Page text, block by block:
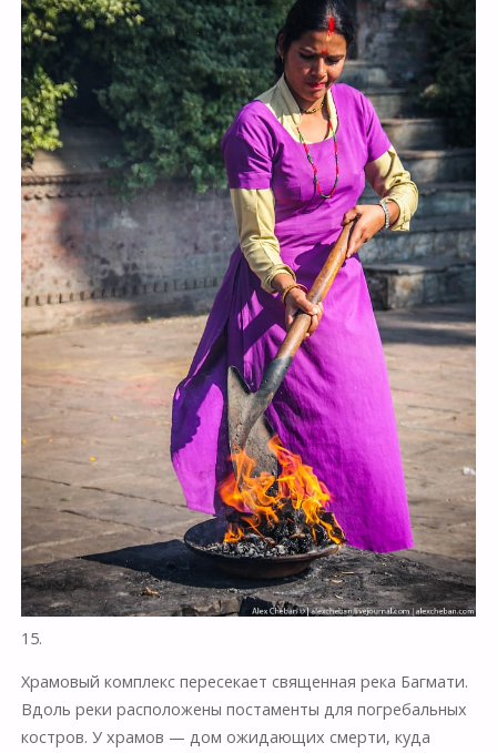
15.
Храмовый комплекс пересекает священная река Багмати.
Вдоль реки расположены постаменты для погребальных
костров. У храмов — дом ожидающих смерти, куда